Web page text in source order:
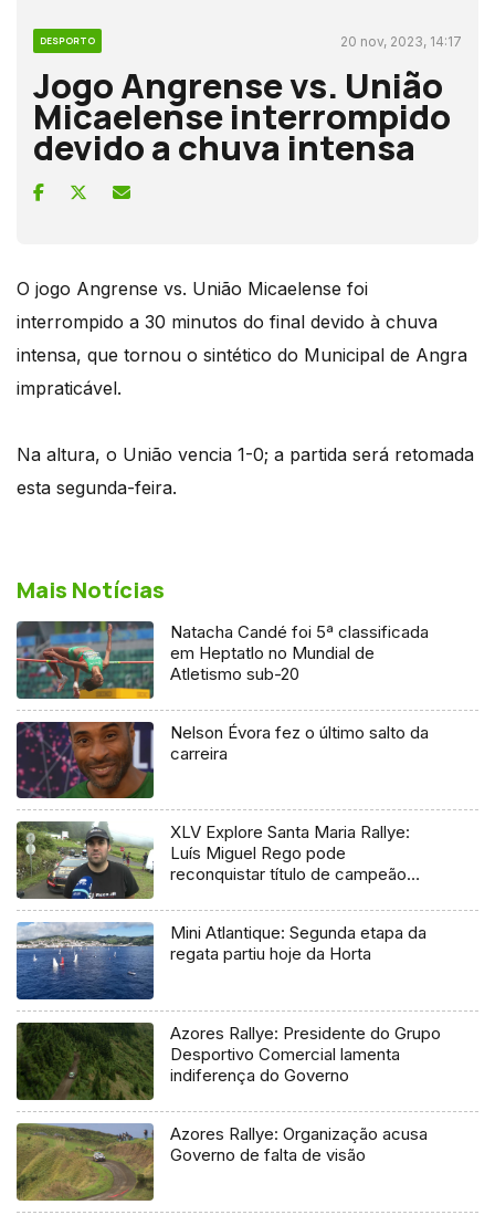
DESPORTO 20 nov, 2023, 14:17
Jogo Angrense vs. União
Micaelense interrompido
devido a chuva intensa
O jogo Angrense vs. União Micaelense foi
interrompido a 30 minutos do final devido à chuva
intensa, que tornou o sintético do Municipal de Angra
impraticável.
Na altura, o União vencia 1-0; a partida será retomada
esta segunda-feira.
Mais Notícias
Natacha Candé foi 5ª classificada
em Heptatlo no Mundial de
Atletismo sub-20
Nelson Évora fez o último salto da
carreira
XLV Explore Santa Maria Rallye:
Luís Miguel Rego pode
reconquistar título de campeão
Mini Atlantique: Segunda etapa da
regata partiu hoje da Horta
Azores Rallye: Presidente do Grupo
Desportivo Comercial lamenta
indiferença do Governo
Azores Rallye: Organização acusa
Governo de falta de visão